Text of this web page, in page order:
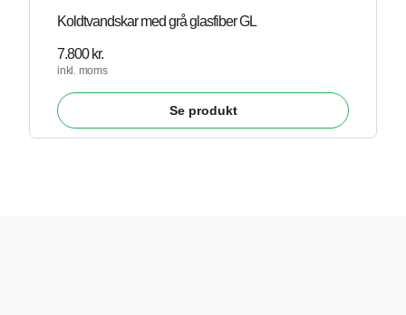
Koldtvandskar med grå glasfiber GL
7.800 kr.
inkl. moms
Se produkt